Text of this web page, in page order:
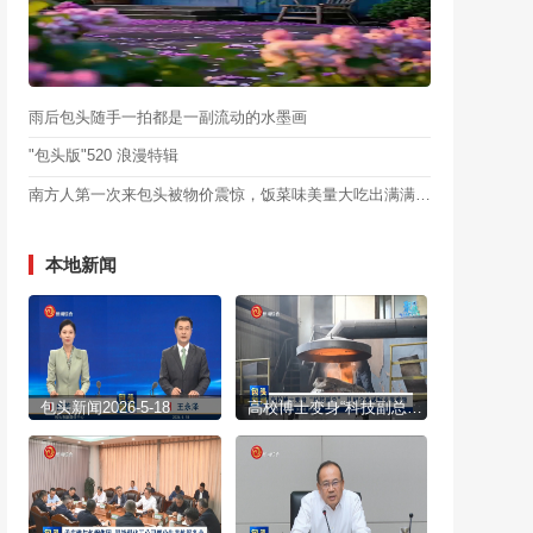
雨后包头随手一拍都是一副流动的水墨画
"包头版"520 浪漫特辑
南方人第一次来包头被物价震惊，饭菜味美量大吃出满满幸福感
本地新闻
包头新闻2026-5-18 高校博士变身“科技副总” 扎根企业破解发展难题